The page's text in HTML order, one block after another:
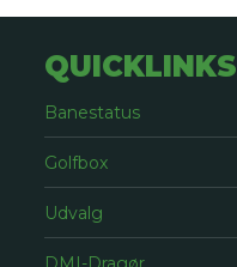
QUICKLINKS
Banestatus
Golfbox
Udvalg